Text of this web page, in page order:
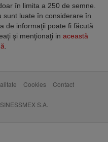
în limita a 250 de semne.
sunt luate în considerare în
de informaţii poate fi făcută
şi menţionaţi in această
Cookies Contact
S.A.